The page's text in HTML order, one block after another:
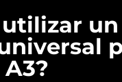
un